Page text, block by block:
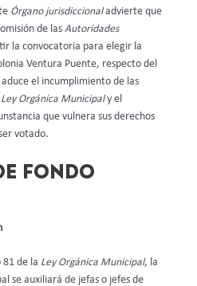
Órgano jurisdiccionaladvierte que
de las Autoridades
la convocatoria para elegir la
Ventura Puente, respecto del
el incumplimiento de las
Ley Orgánica Municipaly el
que vulnera sus derechos
votado.
FONDO
de la Ley Orgánica Municipal, la
se auxiliará de jefas o jefes de